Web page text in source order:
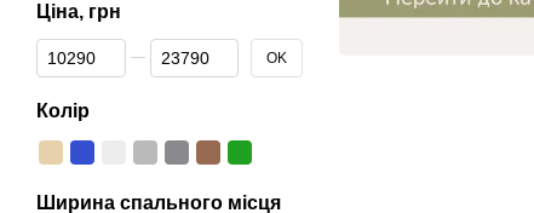
Ціна, грн
Від Ціна, грн
До Ціна, грн OK
Колір
Ширина спального місця